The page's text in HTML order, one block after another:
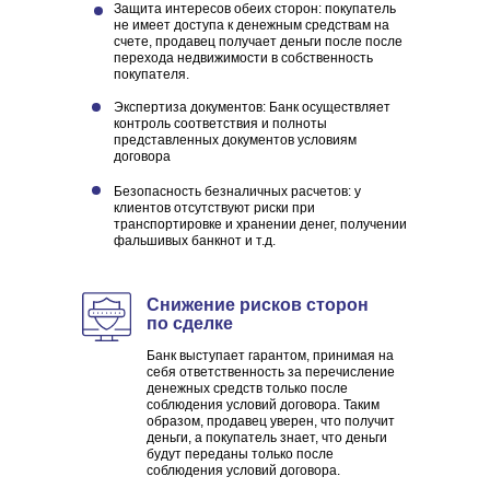
Экспертиза документов: Банк осуществляет
контроль соответствия и полноты
представленных документов условиям
договора
Защита интересов обеих сторон: покупатель
не имеет доступа к денежным средствам на
счете, продавец получает деньги после после
перехода недвижимости в собственность
покупателя.
Безопасность безналичных расчетов: у
клиентов отсутствуют риски при
транспортировке и хранении денег, получении
фальшивых банкнот и т.д.
Снижение рисков сторон
по сделке
Банк выступает гарантом, принимая на
себя ответственность за перечисление
денежных средств только после
соблюдения условий договора. Таким
образом, продавец уверен, что получит
деньги, а покупатель знает, что деньги
будут переданы только после
соблюдения условий договора.